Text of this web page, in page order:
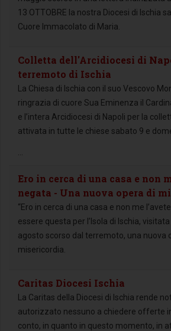
13 OTTOBRE la nostra Diocesi di Ischia
Cuore Immacolato di Maria.
Colletta dell'Arcidiocesi di
terremoto di Ischia
La Chiesa di Ischia con il suo Vescovo
ringrazia di cuore Sua Eminenza il
e l’intera Arcidiocesi di Napoli per la
attivata in tutte le chiese sabato 9 e
Ero in cerca di una casa e non
negata - Una nuova opera di
“Ero in cerca di una casa e non me
essere questa per l’Isola di Ischia, visitata
agosto scorso dal terremoto, una nuova
misericordia.
Caritas Diocesi Ischia
La Caritas della Diocesi di Ischia rende
autorizzato nessuno a chiedere offerte
conto, in quanto in questo momento, in